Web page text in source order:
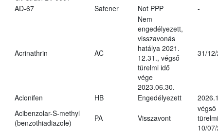
AD-67
Safener Not PPP -
Acrinathrin AC
Nem
engedélyezett,
visszavonás
hatálya 2021.
12.31., végső
türelmi idő
vége
2023.06.30.
31/
Aclonifen HB Engedélyezett
Acibenzolar-S-methyl
(benzothiadiazole)
PA Visszavont
végső
10/